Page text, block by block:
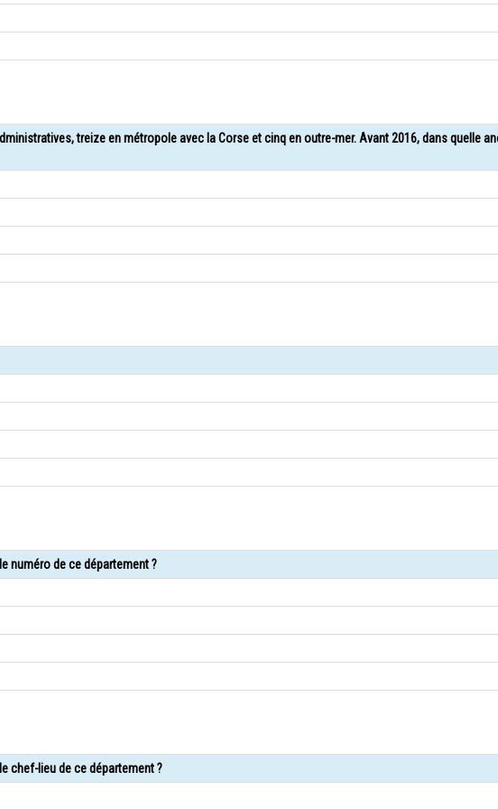
treize en métropole avec la Corse et cinq en outre-mer. Avant 2016, dans quelle
numéro de ce département ?
chef-lieu de ce département ?